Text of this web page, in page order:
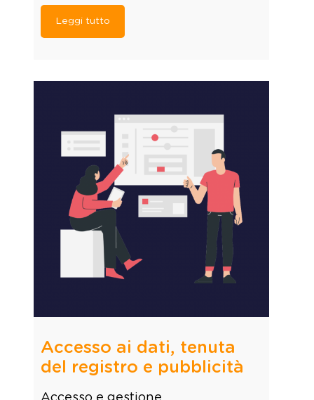
Leggi tutto
Accesso ai dati, tenuta
del registro e pubblicità